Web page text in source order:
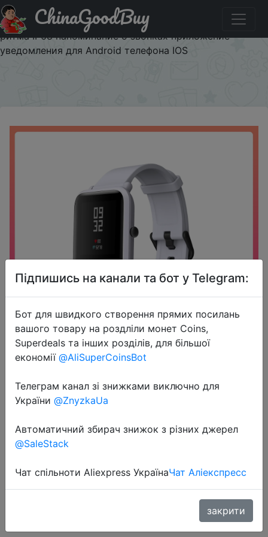
Паридбати з промокодом AUG3084 Глобальная версия
Amazfit Bip Bluetooth GPS Спорт монитор сердечного
ритма IP68 напоминание о звонках приложение
уведомления для Android телефона IOS
ChinaGoodBuy
2020-08-28
Глобальная версия Amazfit Bip
Bluetooth GPS Спорт монитор
напоминание о звонках
приложение уведомления для
Android телефона IOS
Підпишись на канали та бот у Telegram:
Бот для швидкого створення прямих посилань
вашого товару на роздліли монет Coins,
Superdeals та інших розділів, для більшої
економії @AliSuperCoinsBot
Телеграм канал зі знижками виключно для
України @ZnyzkaUa
Автоматичний збирач знижок з різних джерел
@SaleStack
Чат спільноти Aliexpress УкраїнаЧат Аліекспресс
закрити